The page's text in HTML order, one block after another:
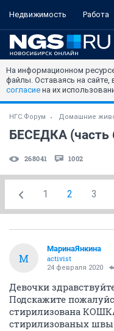
Недвижимость Работа
На информационном
файлы. Оставаясь на
согласие на их
НГС.Форум Домашние
БЕСЕДКА (часть
268041 1002
1 2 3
М
МаринаЯнкина
activist
24 февраля 2020
Девочки
Подскажите
стирилизована
стирилизованых